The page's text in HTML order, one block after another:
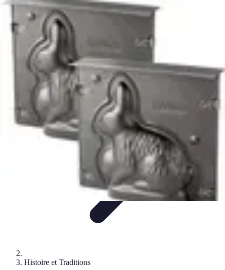
Chocolats de Pâques
Tendances
Saveurs et Variétés
Décoration et
PersonnalisationChocolats Bio
Chocolats de Pâques
Histoire et Traditions